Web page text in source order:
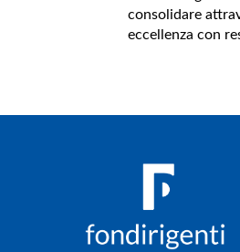
consolidare
eccellenza con